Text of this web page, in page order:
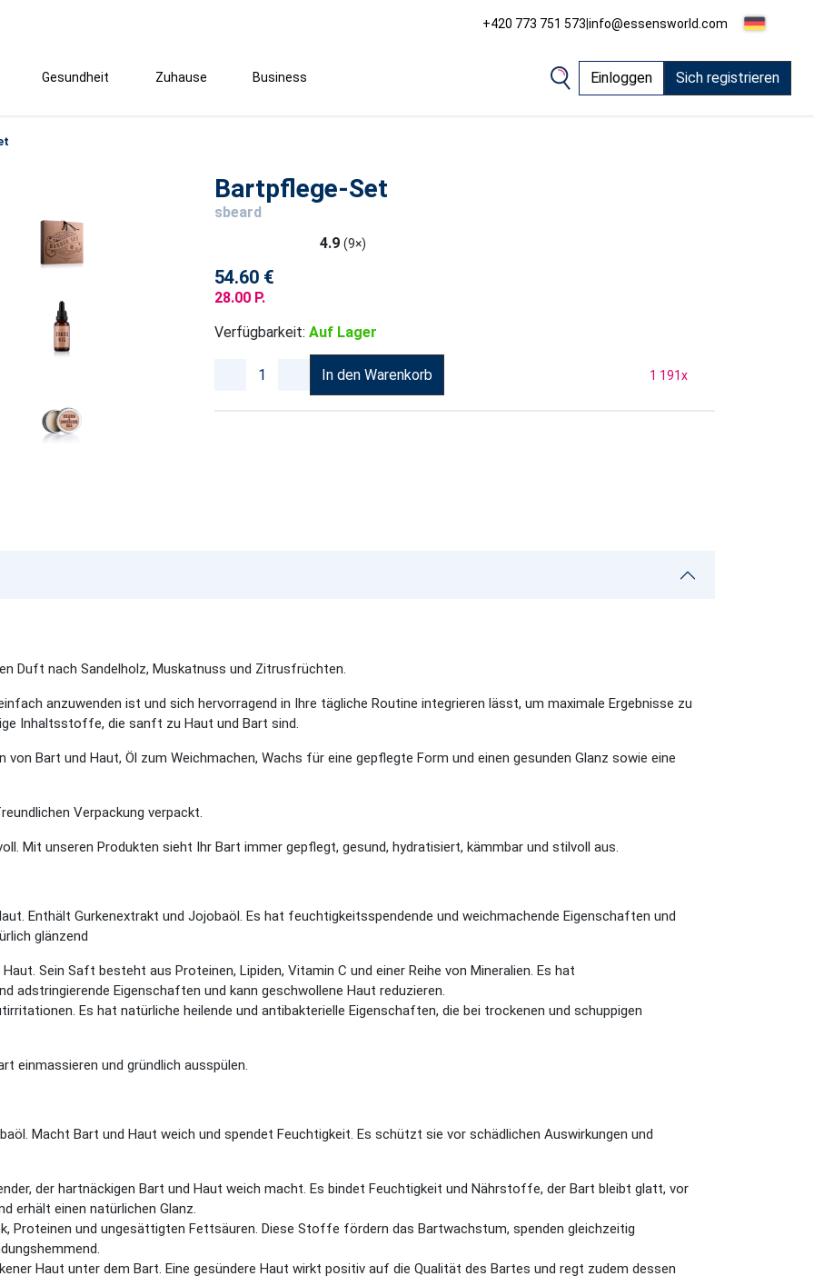
+420 773 751 573|info@essensworld.com
Gesundheit Zuhause Business Einloggen Sich registrieren
Bartpflege-Set
sbeard
4.9 (9×)
54.60 €
28.00 P.
Verfügbarkeit: Auf Lager
In den Warenkorb 1 191x
Duft nach Sandelholz, Muskatnuss und Zitrusfrüchten.
anzuwenden ist und sich hervorragend in Ihre tägliche Routine integrieren lässt, um maximale Ergebnisse zu
Inhaltsstoffe, die sanft zu Haut und Bart sind.
Bart und Haut, Öl zum Weichmachen, Wachs für eine gepflegte Form und einen gesunden Glanz sowie eine
Verpackung verpackt.
Mit unseren Produkten sieht Ihr Bart immer gepflegt, gesund, hydratisiert, kämmbar und stilvoll aus.
Enthält Gurkenextrakt und Jojobaöl. Es hat feuchtigkeitsspendende und weichmachende Eigenschaften und
glänzend
Sein Saft besteht aus Proteinen, Lipiden, Vitamin C und einer Reihe von Mineralien. Es hat
adstringierende Eigenschaften und kann geschwollene Haut reduzieren.
Es hat natürliche heilende und antibakterielle Eigenschaften, die bei trockenen und schuppigen
einmassieren und gründlich ausspülen.
Macht Bart und Haut weich und spendet Feuchtigkeit. Es schützt sie vor schädlichen Auswirkungen und
der hartnäckigen Bart und Haut weich macht. Es bindet Feuchtigkeit und Nährstoffe, der Bart bleibt glatt, vor
erhält einen natürlichen Glanz.
Proteinen und ungesättigten Fettsäuren. Diese Stoffe fördern das Bartwachstum, spenden gleichzeitig
Haut unter dem Bart. Eine gesündere Haut wirkt positiv auf die Qualität des Bartes und regt zudem dessen